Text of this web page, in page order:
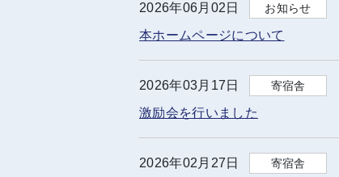
2026年06月02日 お知らせ
本ホームページについて
2026年03月17日 寄宿舎
激励会を行いました
2026年02月27日 寄宿舎